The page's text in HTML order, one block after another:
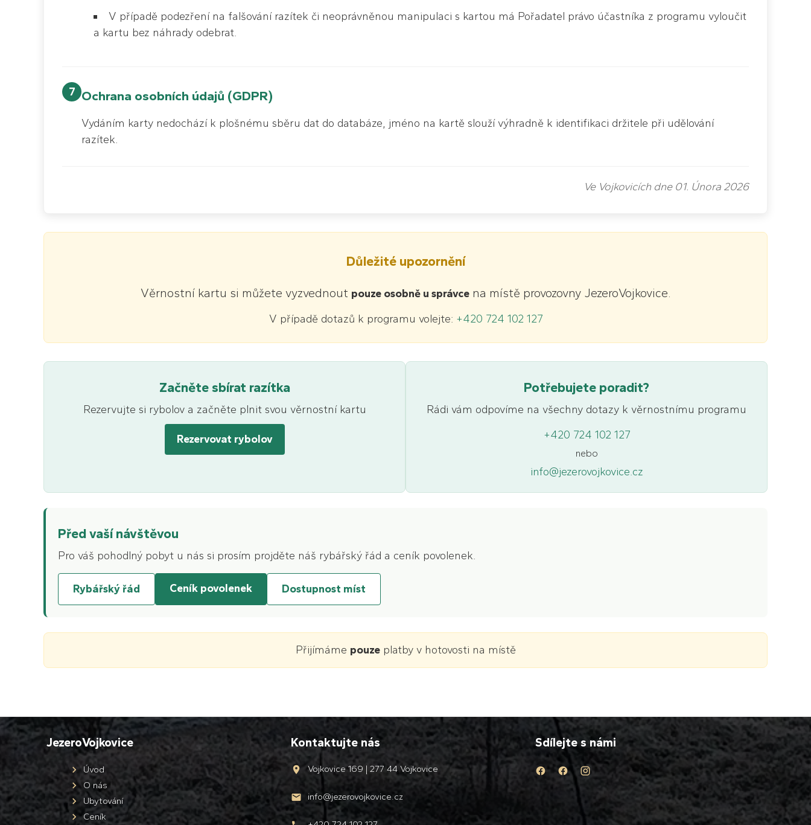
V případě podezření na falšování razítek či neoprávněnou manipulaci s kartou má Pořadatel právo účastníka z programu vyloučit
a kartu bez náhrady odebrat.
7 Ochrana osobních údajů (GDPR)
Vydáním karty nedochází k plošnému sběru dat do databáze, jméno na kartě slouží výhradně k identifikaci držitele při udělování
razítek.
Ve Vojkovicích dne 01. Února 2026
Důležité upozornění
Věrnostní kartu si můžete vyzvednout pouze osobně u správcena místě provozovny JezeroVojkovice.
V případě dotazů k programu volejte: +420 724 102 127
Začněte sbírat razítka
Rezervujte si rybolov a začněte plnit svou věrnostní kartu
Rezervovat rybolov
Potřebujete poradit?
Rádi vám odpovíme na všechny dotazy k věrnostnímu programu
+420 724 102 127
nebo
info@jezerovojkovice.cz
Před vaší návštěvou
Pro váš pohodlný pobyt u nás si prosím projděte náš rybářský řád a ceník povolenek.
Rybářský řád Ceník povolenek Dostupnost míst
Přijímáme pouzeplatby v hotovosti na místě
JezeroVojkovice
Úvod
O nás
Ubytování
Ceník
Kontaktujte nás
Vojkovice 169 | 277 44 Vojkovice
info@jezerovojkovice.cz
Sdílejte s námi
.